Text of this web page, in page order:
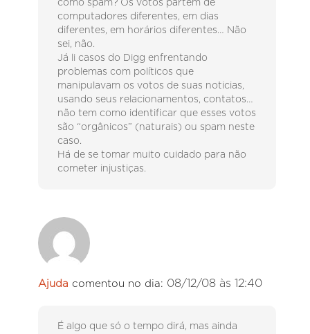
como spam? Os votos partem de
computadores diferentes, em dias
diferentes, em horários diferentes… Não
sei, não.
Já li casos do Digg enfrentando
problemas com políticos que
manipulavam os votos de suas noticias,
usando seus relacionamentos, contatos…
não tem como identificar que esses votos
são “orgânicos” (naturais) ou spam neste
caso.
Há de se tomar muito cuidado para não
cometer injustiças.
Ajuda comentou no dia: 08/12/08 às 12:40
É algo que só o tempo dirá, mas ainda